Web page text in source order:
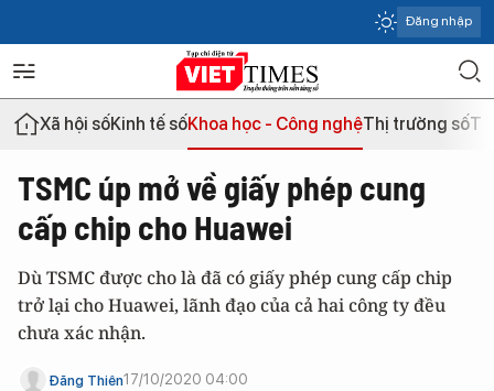
Đăng nhập
Xã hội sốKinh tế sốKhoa học - Công nghệThị trường số
TSMC úp mở về giấy phép cung
cấp chip cho Huawei
Dù TSMC được cho là đã có giấy phép cung cấp chip
trở lại cho Huawei, lãnh đạo của cả hai công ty đều
chưa xác nhận.
Đăng Thiên17/10/2020 04:00